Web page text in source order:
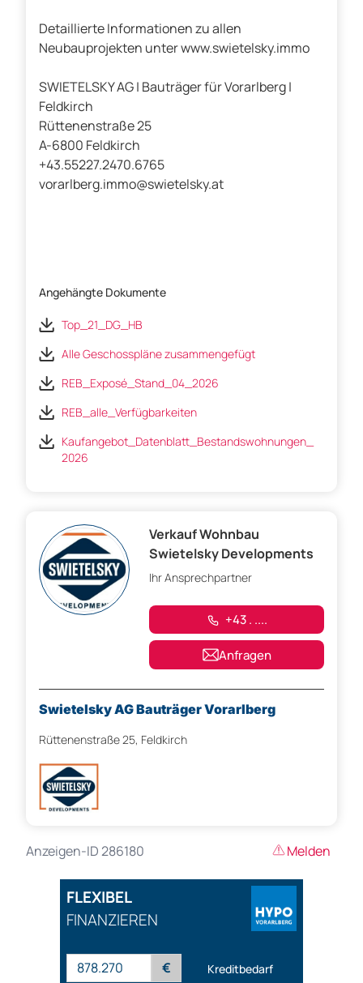
Detaillierte Informationen zu allen
Neubauprojekten unter www.swietelsky.immo
SWIETELSKY AG | Bauträger für Vorarlberg |
Feldkirch
Rüttenenstraße 25
A-6800 Feldkirch
+43.55227.2470.6765
vorarlberg.immo@swietelsky.at
Angehängte Dokumente
Top_21_DG_HB
Alle Geschosspläne zusammengefügt
REB_Exposé_Stand_04_2026
REB_alle_Verfügbarkeiten
Kaufangebot_Datenblatt_Bestandswohnungen_
2026
Verkauf Wohnbau
Swietelsky Developments
Ihr Ansprechpartner
+43 . ....
Anfragen
Swietelsky AG Bauträger Vorarlberg
Rüttenenstraße 25, Feldkirch
Anzeigen-ID 286180 Melden
FLEXIBEL
FINANZIEREN
€ Kreditbedarf